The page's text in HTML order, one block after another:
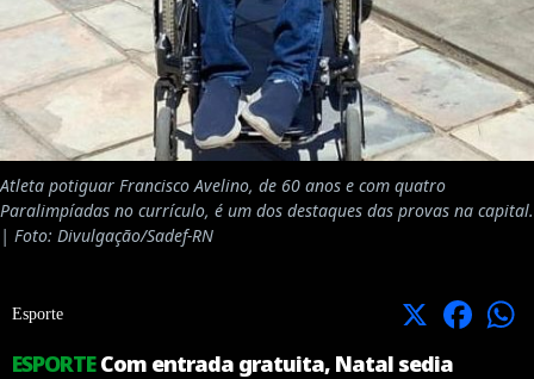
Atleta potiguar Francisco Avelino, de 60 anos e com quatro
Paralimpíadas no currículo, é um dos destaques das provas na capital.
| Foto: Divulgação/Sadef-RN
Esporte X Facebook
ESPORTECom entrada gratuita, Natal sedia